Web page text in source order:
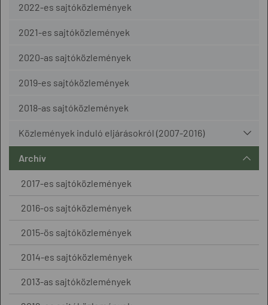
2022-es sajtóközlemények
2021-es sajtóközlemények
2020-as sajtóközlemények
2019-es sajtóközlemények
2018-as sajtóközlemények
Közlemények induló eljárásokról (2007-2016)
Archív
2017-es sajtóközlemények
2016-os sajtóközlemények
2015-ös sajtóközlemények
2014-es sajtóközlemények
2013-as sajtóközlemények